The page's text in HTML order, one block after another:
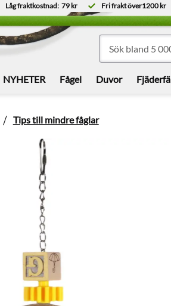
Låg fraktkostnad: 79 kr Fri frakt över1200 kr
NYHETER Fågel Duvor Fjäderfä
Tips till mindre fåglar